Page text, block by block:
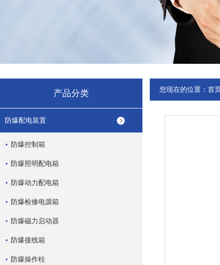
产品分类
防爆配电装置
防爆控制箱
防爆照明配电箱
防爆动力配电箱
防爆检修电源箱
防爆磁力启动器
防爆接线箱
防爆操作柱
您现在的位置： 首